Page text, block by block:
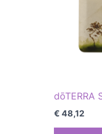
dōTERRA
€ 48,12